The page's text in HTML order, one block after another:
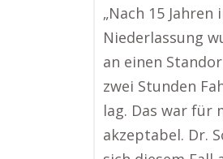
„Nach 15
Niederlassung
an einen
zwei Stunden
lag. Das war für
akzeptabel. Dr.